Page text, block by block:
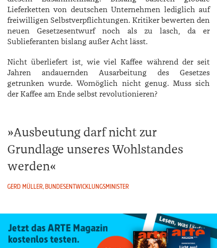
Lieferketten von deutschen Unternehmen lediglich auf
freiwilligen Selbstverpflichtungen. Kritiker bewerten den
neuen Gesetzesentwurf noch als zu lasch, da er
Sublieferanten bislang außer Acht lässt.
Nicht überliefert ist, wie viel Kaffee während der seit
Jahren andauernden Ausarbeitung des Gesetzes
getrunken wurde. Womöglich nicht genug. Muss sich
der Kaffee am Ende selbst revolutionieren?
Ausbeutung darf nicht zur
Grundlage unseres Wohlstandes
werden
GERD MÜLLER, BUNDESENTWICKLUNGSMINISTER